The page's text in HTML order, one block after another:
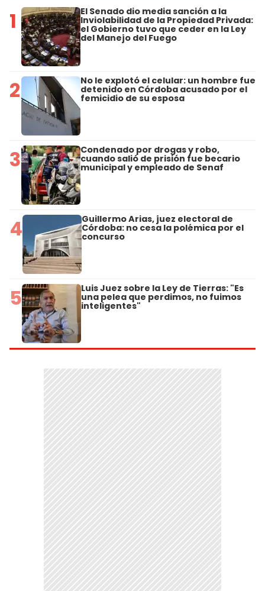
1 El Senado dio media sanción a la
Inviolabilidad de la Propiedad Privada:
el Gobierno tuvo que ceder en la Ley
del Manejo del Fuego
2 No le explotó el celular: un hombre fue
detenido en Córdoba acusado por el
femicidio de su esposa
3 Condenado por drogas y robo,
cuando salió de prisión fue becario
municipal y empleado de Senaf
4 Guillermo Arias, juez electoral de
Córdoba: no cesa la polémica por el
concurso
5 Luis Juez sobre la Ley de Tierras: "Es
una pelea que perdimos, no fuimos
inteligentes"